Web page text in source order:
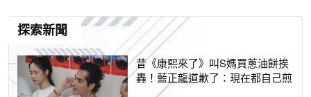
探索新聞
昔《康熙來了》叫S媽買蔥油餅挨
轟！藍正龍道歉了：現在都自己煎